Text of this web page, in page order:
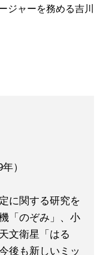
ジャーを務める吉川
）
に関する研究を
「のぞみ」、小
文衛星「はる
後も新しいミッ